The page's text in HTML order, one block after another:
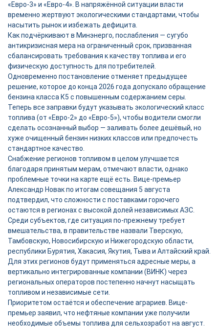
«Евро-3» и «Евро-4». В напряжённой ситуации власти
временно жертвуют экологическими стандартами, чтобы
насытить рынок и избежать дефицита.
Как подчёркивают в Минэнерго, послабления — сугубо
антикризисная мера на ограниченный срок, призванная
сбалансировать требования к качеству топлива и его
физическую доступность для потребителей.
Одновременно постановление отменяет предыдущее
решение, которое до конца 2026 года допускало обращение
бензина класса К5 с повышенным содержанием серы.
Теперь все заправки будут указывать экологический класс
топлива (от «Евро-2» до «Евро-5»), чтобы водители смогли
сделать осознанный выбор — заливать более дешёвый, но
хуже очищенный бензин низких классов или предпочесть
стандартное качество.
Снабжение регионов топливом в целом улучшается
благодаря принятым мерам, отмечают власти, однако
проблемные точки на карте ещё есть. Вице-премьер
Александр Новак по итогам совещания 5 августа
подтвердил, что сложности с поставками горючего
остаются в регионах с высокой долей независимых АЗС.
Среди субъектов, где ситуация по-прежнему требует
вмешательства, в правительстве назвали Тверскую,
Тамбовскую, Новосибирскую и Нижегородскую области,
республики Бурятия, Хакасия, Якутия, Тыва и Алтайский край.
Для этих регионов будут применяться адресные меры, а
вертикально интегрированные компании (ВИНК) через
региональных операторов постепенно начнут насыщать
топливом и независимые сети.
Приоритетом остаётся и обеспечение аграриев. Вице-
премьер заявил, что нефтяные компании уже получили
необходимые объемы топлива для сельхозработ на август.